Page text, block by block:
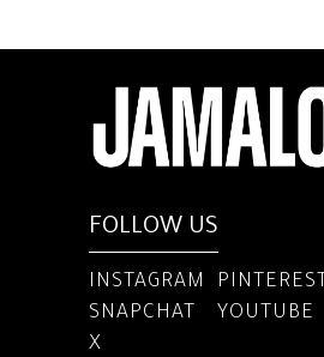
FOLLOW US
INSTAGRAM PINTEREST
SNAPCHAT
YOUTUBE
X